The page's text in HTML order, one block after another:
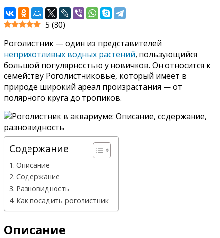
5 (80)
Роголистник — один из представителей
неприхотливых водных растений, пользующийся
большой популярностью у новичков. Он относится к
семейству Роголистниковые, который имеет в
природе широкий ареал произрастания — от
полярного круга до тропиков.
Содержание
Описание
Содержание
Разновидность
Как посадить роголистник
Описание